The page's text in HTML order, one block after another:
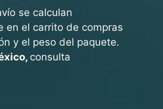
se calculan
en el carrito de compras
y el peso del paquete.
consulta